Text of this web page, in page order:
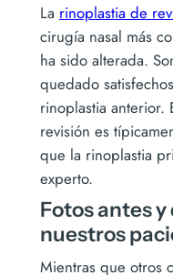
La rinoplastia de
cirugía nasal más
ha sido alterada.
quedado
rinoplastia anterior.
revisión es
que la rinoplastia
experto.
Fotos antes
nuestros
Mientras que otros